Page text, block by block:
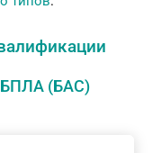
БПЛА (БАС)